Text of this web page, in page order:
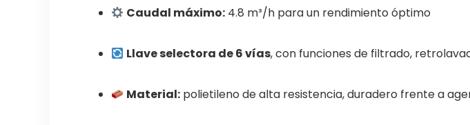
Caudal máximo: 4.8 m³/h para un rendimiento óptimo
Llave selectora de 6 vías, con funciones de filtrado,
Material: polietileno de alta resistencia, duradero frente a